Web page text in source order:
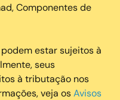
Componentes de
estar sujeitos à
seus
à tributação nos
veja osAvisos